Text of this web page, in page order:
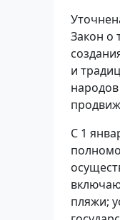
Закон о
и
С 1
пляжи;